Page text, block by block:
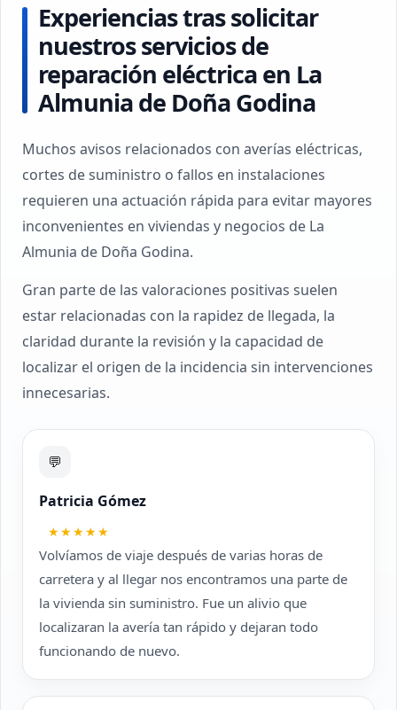
Experiencias tras solicitar
nuestros servicios de
reparación eléctrica en La
Almunia de Doña Godina
Muchos avisos relacionados con averías eléctricas,
cortes de suministro o fallos en instalaciones
requieren una actuación rápida para evitar mayores
inconvenientes en viviendas y negocios de La
Almunia de Doña Godina.
Gran parte de las valoraciones positivas suelen
estar relacionadas con la rapidez de llegada, la
claridad durante la revisión y la capacidad de
localizar el origen de la incidencia sin intervenciones
innecesarias.
💬
Patricia Gómez
★★★★★
Volvíamos de viaje después de varias horas de
carretera y al llegar nos encontramos una parte de
la vivienda sin suministro. Fue un alivio que
localizaran la avería tan rápido y dejaran todo
funcionando de nuevo.